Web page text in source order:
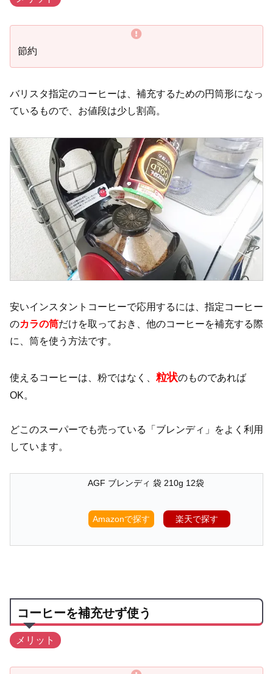
節約
バリスタ指定のコーヒーは、補充するための円筒形になっ
ているもので、お値段は少し割高。
安いインスタントコーヒーで応用するには、指定コーヒー
のカラの筒だけを取っておき、他のコーヒーを補充する際
に、筒を使う方法です。
使えるコーヒーは、粉ではなく、 粒状のものであれば
OK。
どこのスーパーでも売っている「ブレンディ」をよく利用
しています。
AGF ブレンディ 袋 210g 12袋
Amazonで探す 楽天で探す
コーヒーを補充せず使う
メリット